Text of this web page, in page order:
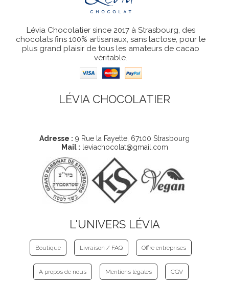
Lévia Chocolatier since 2017 à Strasbourg, des
chocolats fins 100% artisanaux, sans lactose, pour le
plus grand plaisir de tous les amateurs de cacao
véritable.
LÉVIA CHOCOLATIER
Adresse : 9 Rue la Fayette, 67100 Strasbourg
Mail : leviachocolat@gmail.com
L'UNIVERS LÉVIA
Boutique Livraison / FAQ Offre entreprises
A propos de nous Mentions légales CGV